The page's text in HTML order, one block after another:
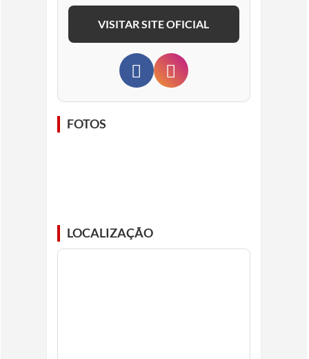
VISITAR SITE OFICIAL
FOTOS
LOCALIZAÇÃO